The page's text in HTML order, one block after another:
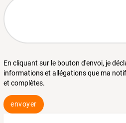
En cliquant sur le bouton d'envoi, je
informations et allégations que ma
et complètes.
envoyer